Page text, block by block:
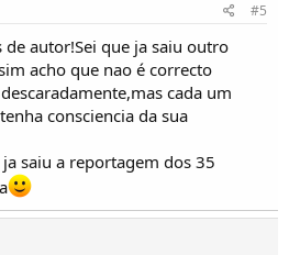
#5
autor!Sei que ja saiu outro
acho que nao é correcto
cada um
consciencia da sua
saiu a reportagem dos 35